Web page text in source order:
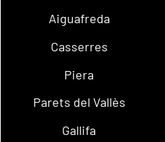
Aiguafreda
Casserres
Piera
Parets del Vallès
Gallifa